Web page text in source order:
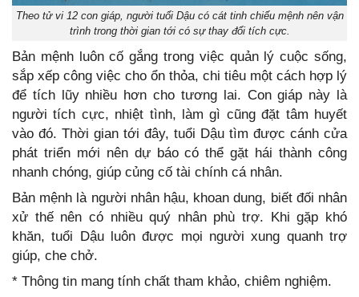
Theo tử vi 12 con giáp, người tuổi Dậu có cát tinh chiếu mệnh nên vận
trình trong thời gian tới có sự thay đổi tích cực.
Bản mệnh luôn cố gắng trong việc quản lý cuộc sống,
sắp xếp công việc cho ổn thỏa, chi tiêu một cách hợp lý
để tích lũy nhiều hơn cho tương lai. Con giáp này là
người tích cực, nhiệt tình, làm gì cũng đặt tâm huyết
vào đó. Thời gian tới đây, tuổi Dậu tìm được cánh cửa
phát triển mới nên dự báo có thể gặt hái thành công
nhanh chóng, giúp củng cố tài chính cá nhân.
Bản mệnh là người nhân hậu, khoan dung, biết đối nhân
xử thế nên có nhiều quý nhân phù trợ. Khi gặp khó
khăn, tuổi Dậu luôn được mọi người xung quanh trợ
giúp, che chở.
* Thông tin mang tính chất tham khảo, chiêm nghiệm.